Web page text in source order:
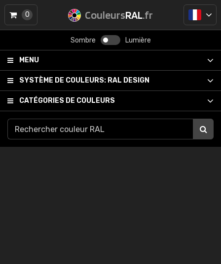
CouleursRAL.fr
Sombre Lumière
MENU
SYSTÈME DE COULEURS: RAL DESIGN
CATÉGORIES DE COULEURS
0